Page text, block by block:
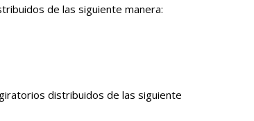
de las siguiente manera:
distribuidos de las siguiente